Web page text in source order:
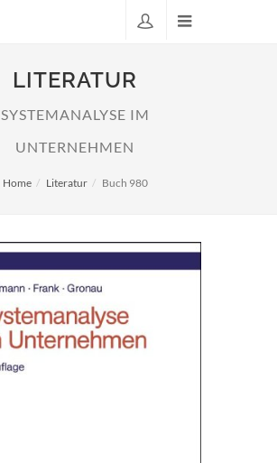
LITERATUR
SYSTEMANALYSE IM
UNTERNEHMEN
Home Literatur Buch 980